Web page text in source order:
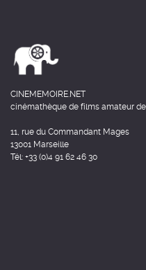
CINEMEMOIRE.NET
cinémathèque de films amateur
11, rue du Commandant Mages
13001 Marseille
Tél: +33 (0)4 91 62 46 30